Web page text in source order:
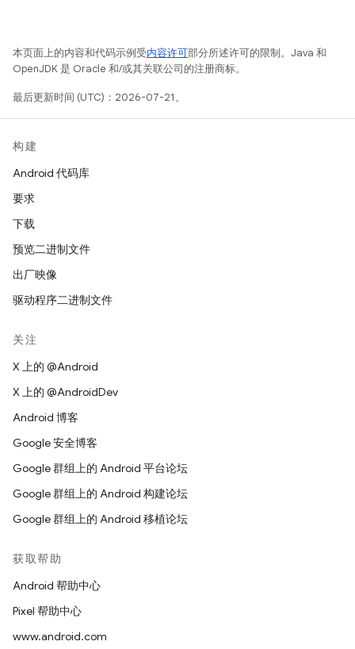
本页面上的内容和代码示例受内容许可部分所述许可的限制。Java 和
OpenJDK 是 Oracle 和/或其关联公司的注册商标。
最后更新时间 (UTC)：2026-07-21。
构建
Android 代码库
要求
下载
预览二进制文件
出厂映像
驱动程序二进制文件
关注
X 上的 @Android
X 上的 @AndroidDev
Android 博客
Google 安全博客
Google 群组上的 Android 平台论坛
Google 群组上的 Android 构建论坛
Google 群组上的 Android 移植论坛
获取帮助
Android 帮助中心
Pixel 帮助中心
www.android.com